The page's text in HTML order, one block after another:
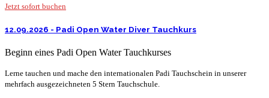
Jetzt sofort buchen
12.09.2026 - Padi Open Water Diver Tauchkurs
Beginn eines Padi Open Water Tauchkurses
Lerne tauchen und mache den internationalen Padi Tauchschein in unserer
mehrfach ausgezeichneten 5 Stern Tauchschule.